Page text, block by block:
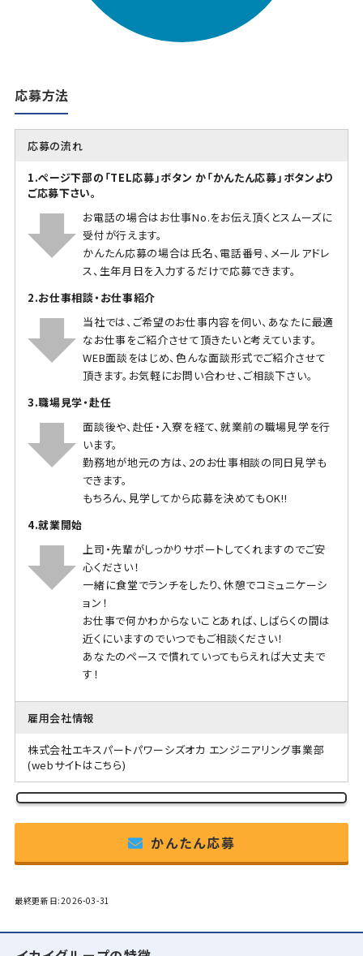
応募方法
応募の流れ
1.ページ下部の「TEL応募」ボタン か「かんたん応募」ボタンより
ご応募下さい。
お電話の場合はお仕事No.をお伝え頂くとスムーズに
受付が行えます。
かんたん応募の場合は氏名、電話番号、メールアドレ
ス、生年月日を入力するだけで応募できます。
2.お仕事相談・お仕事紹介
当社では、ご希望のお仕事内容を伺い、あなたに最適
なお仕事をご紹介させて頂きたいと考えています。
WEB面談をはじめ、色んな面談形式でご紹介させて
頂きます。お気軽にお問い合わせ、ご相談下さい。
3.職場見学・赴任
面談後や、赴任・入寮を経て、就業前の職場見学を行
います。
勤務地が地元の方は、2のお仕事相談の同日見学も
できます。
もちろん、見学してから応募を決めてもOK!!
4.就業開始
上司・先輩がしっかりサポートしてくれますのでご安
心ください！
一緒に食堂でランチをしたり、休憩でコミュニケーシ
ョン！
お仕事で何かわからないことあれば、しばらくの間は
近くにいますのでいつでもご相談ください！
あなたのペースで慣れていってもらえれば大丈夫で
す！
雇用会社情報
株式会社エキスパートパワーシズオカ エンジニアリング事業部
(webサイトはこちら)
かんたん応募
最終更新日:2026-03-31